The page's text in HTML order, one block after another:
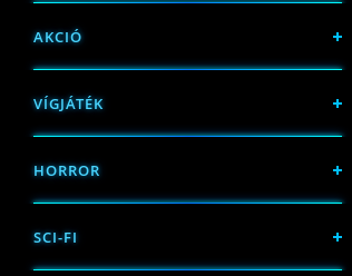
AKCIÓ
VÍGJÁTÉK
HORROR
SCI-FI